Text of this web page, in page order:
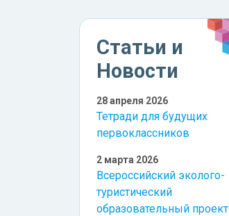
Статьи и
Новости
28 апреля 2026
Тетради для будущих
первоклассников
2 марта 2026
Всероссийский эколого-
туристический
образовательный проект